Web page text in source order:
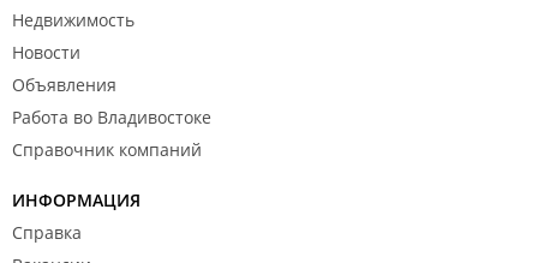
Недвижимость
Новости
Объявления
Работа во Владивостоке
Справочник компаний
ИНФОРМАЦИЯ
Справка